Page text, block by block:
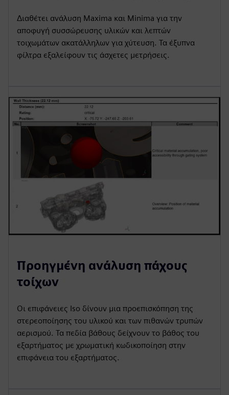
Διαθέτει ανάλυση Maxima και Minima για την
αποφυγή συσσώρευσης υλικών και λεπτών
τοιχωμάτων ακατάλληλων για χύτευση. Τα έξυπνα
φίλτρα εξαλείφουν τις άσχετες μετρήσεις.
Προηγμένη ανάλυση πάχους
τοίχων
Οι επιφάνειες Iso δίνουν μια προεπισκόπηση της
στερεοποίησης του υλικού και των πιθανών τρυπών
αερισμού. Τα πεδία βάθους δείχνουν το βάθος του
εξαρτήματος με χρωματική κωδικοποίηση στην
επιφάνεια του εξαρτήματος.